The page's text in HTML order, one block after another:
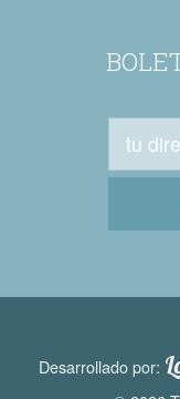
Desarrollado por: